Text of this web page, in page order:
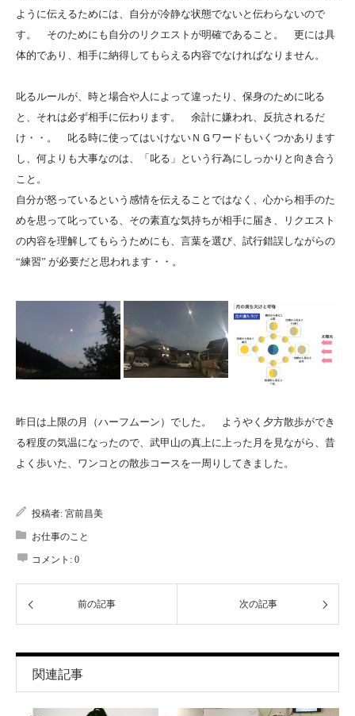
ように伝えるためには、自分が冷静な状態でないと伝わらないので
す。 そのためにも自分のリクエストが明確であること。 更には具
体的であり、相手に納得してもらえる内容でなければなりません。
叱るルールが、時と場合や人によって違ったり、保身のために叱る
と、それは必ず相手に伝わります。 余計に嫌われ、反抗されるだ
け・・。 叱る時に使ってはいけないＮＧワードもいくつかあります
し、何よりも大事なのは、「叱る」という行為にしっかりと向き合う
こと。
自分が怒っているという感情を伝えることではなく、心から相手のた
めを思って叱っている、その素直な気持ちが相手に届き、リクエスト
の内容を理解してもらうためにも、言葉を選び、試行錯誤しながらの
“練習” が必要だと思われます・・。
昨日は上限の月（ハーフムーン）でした。 ようやく夕方散歩ができ
る程度の気温になったので、武甲山の真上に上った月を見ながら、昔
よく歩いた、ワンコとの散歩コースを一周りしてきました。
投稿者: 宮前昌美
お仕事のこと
コメント: 0
前の記事 次の記事
関連記事